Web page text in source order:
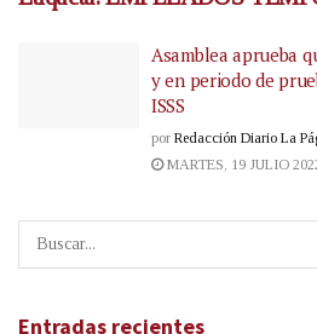
Asamblea aprueba
y en periodo de
ISSS
por Redacción Diario La
MARTES, 19 JULIO
Entradas recientes